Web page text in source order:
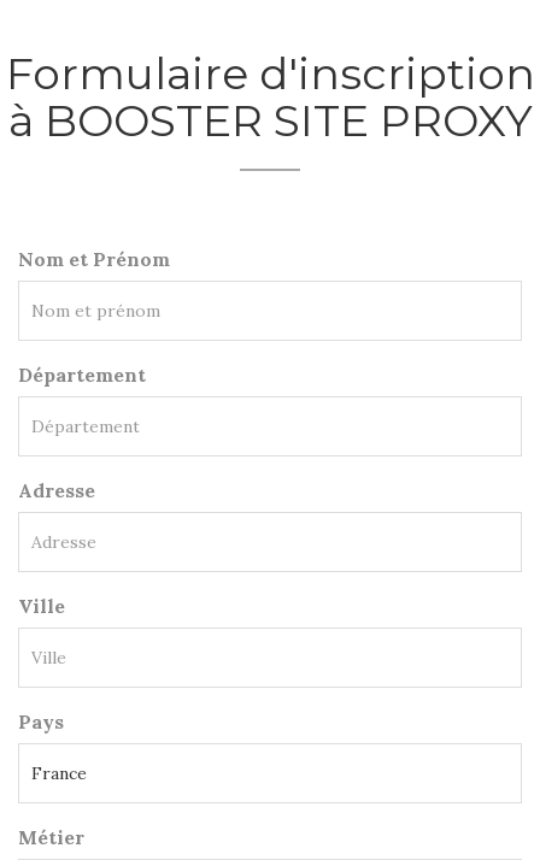
Formulaire d'inscription
à BOOSTER SITE PROXY
Nom et Prénom
Département
Adresse
Ville
Pays
Métier